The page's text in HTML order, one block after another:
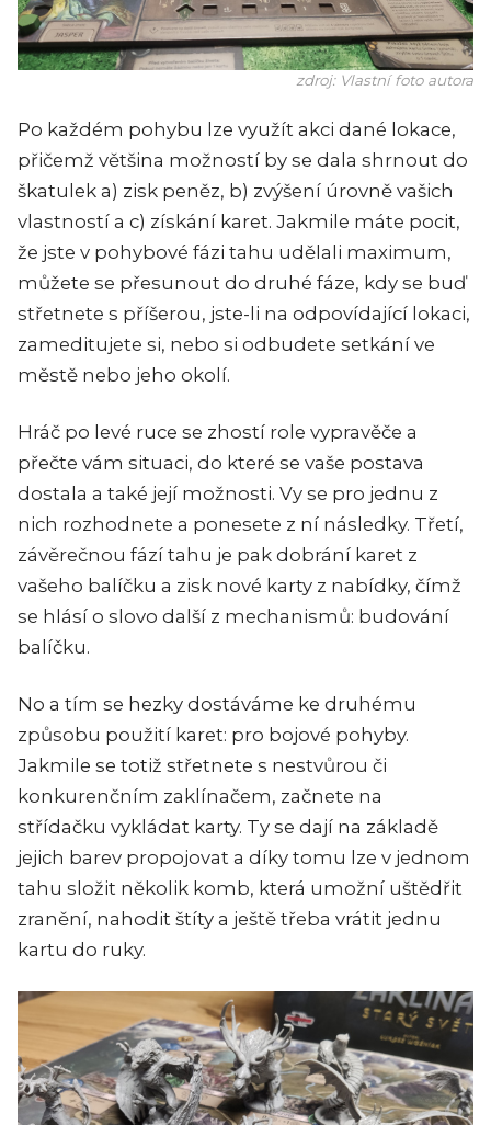
zdroj: Vlastní foto autora
Po každém pohybu lze využít akci dané lokace,
přičemž většina možností by se dala shrnout do
škatulek a) zisk peněz, b) zvýšení úrovně vašich
vlastností a c) získání karet. Jakmile máte pocit,
že jste v pohybové fázi tahu udělali maximum,
můžete se přesunout do druhé fáze, kdy se buď
střetnete s příšerou, jste-li na odpovídající lokaci,
zameditujete si, nebo si odbudete setkání ve
městě nebo jeho okolí.
Hráč po levé ruce se zhostí role vypravěče a
přečte vám situaci, do které se vaše postava
dostala a také její možnosti. Vy se pro jednu z
nich rozhodnete a ponesete z ní následky. Třetí,
závěrečnou fází tahu je pak dobrání karet z
vašeho balíčku a zisk nové karty z nabídky, čímž
se hlásí o slovo další z mechanismů: budování
balíčku.
No a tím se hezky dostáváme ke druhému
způsobu použití karet: pro bojové pohyby.
Jakmile se totiž střetnete s nestvůrou či
konkurenčním zaklínačem, začnete na
střídačku vykládat karty. Ty se dají na základě
jejich barev propojovat a díky tomu lze v jednom
tahu složit několik komb, která umožní uštědřit
zranění, nahodit štíty a ještě třeba vrátit jednu
kartu do ruky.